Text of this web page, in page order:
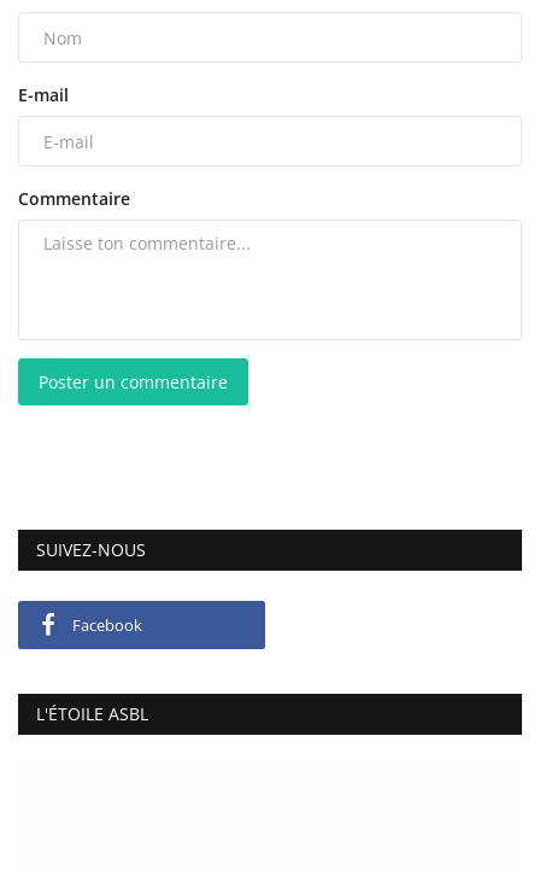
E-mail
Commentaire
Poster un commentaire
SUIVEZ-NOUS
Facebook
L'ÉTOILE ASBL